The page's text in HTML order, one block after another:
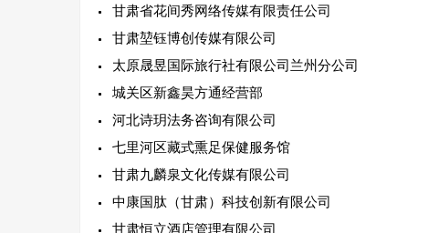
甘肃省花间秀网络传媒有限责任公司
甘肃堃钰博创传媒有限公司
太原晟昱国际旅行社有限公司兰州分公司
城关区新鑫昊方通经营部
河北诗玥法务咨询有限公司
七里河区藏式熏足保健服务馆
甘肃九麟泉文化传媒有限公司
中康国肽（甘肃）科技创新有限公司
甘肃恒立酒店管理有限公司